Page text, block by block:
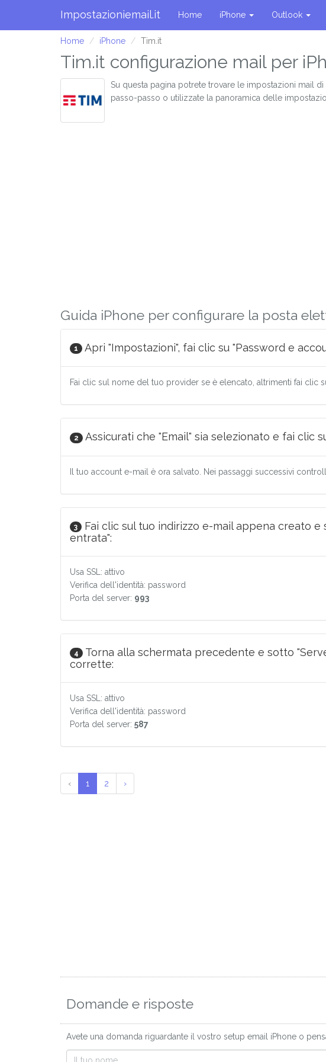
Impostazioniemail.it Home iPhone Outlook
Home iPhone Tim.it
Tim.it configurazione mail per
Su questa pagina potrete trovare le impostazioni mail di
passo-passo o utilizzate la panoramica delle
Guida iPhone per configurare la posta
1 Apri "Impostazioni", fai clic su "Password e
Fai clic sul nome del tuo provider se è elencato, altrimenti fai clic
2 Assicurati che "Email" sia selezionato e fai clic
Il tuo account e-mail è ora salvato. Nei passaggi successivi
3
Fai clic sul tuo indirizzo e-mail appena creato
entrata":
Usa SSL: attivo
Verifica dell'identità: password
Porta del server: 993
4 Torna alla schermata precedente e sotto
corrette:
Usa SSL: attivo
Verifica dell'identità: password
Porta del server: 587
‹ 1 2 ›
Domande e risposte
Avete una domanda riguardante il vostro setup email iPhone o